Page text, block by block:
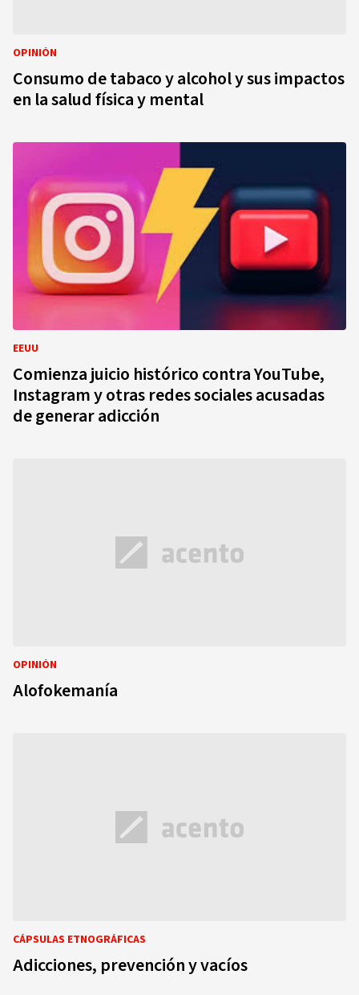
OPINIÓN
Consumo de tabaco y alcohol y sus impactos
en la salud física y mental
EEUU
Comienza juicio histórico contra YouTube,
Instagram y otras redes sociales acusadas
de generar adicción
OPINIÓN
Alofokemanía
CÁPSULAS ETNOGRÁFICAS
Adicciones, prevención y vacíos